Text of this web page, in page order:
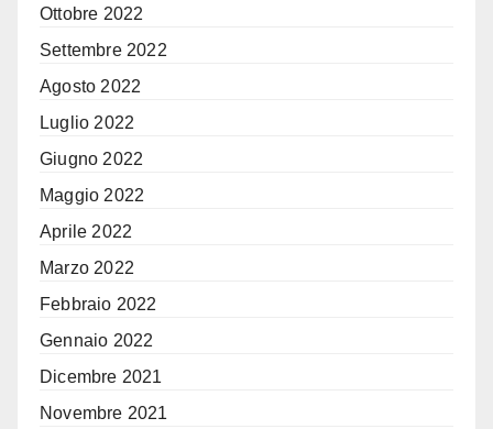
Ottobre 2022
Settembre 2022
Agosto 2022
Luglio 2022
Giugno 2022
Maggio 2022
Aprile 2022
Marzo 2022
Febbraio 2022
Gennaio 2022
Dicembre 2021
Novembre 2021